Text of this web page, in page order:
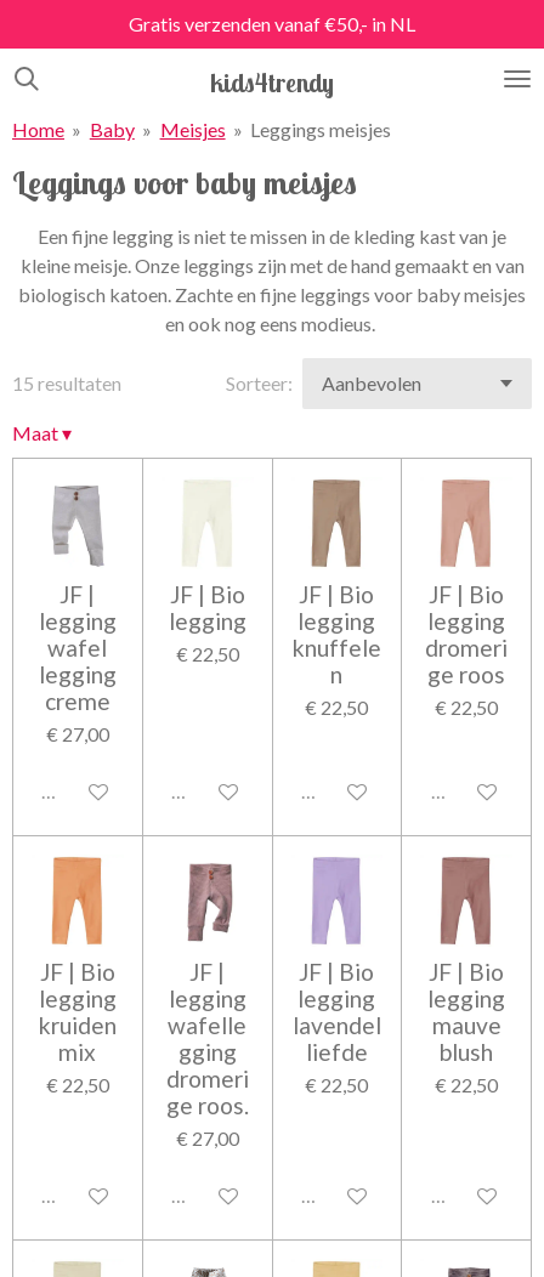
direct
naar
hoofdinhoud
kids4trendy
Gratis verzenden vanaf €50,- in NL
Home » Baby » Meisjes » Leggings meisjes
Leggings voor baby meisjes
Een fijne legging is niet te missen in de kleding kast van je
kleine meisje. Onze leggings zijn met de hand gemaakt en van
biologisch katoen. Zachte en fijne leggings voor baby meisjes
en ook nog eens modieus.
15 resultaten Sorteer:
Maat▾
JF |
legging
wafel
legging
creme
€ 27,00
Uitgeschakeld
JF | Bio
legging
€ 22,50
Uitgeschakeld
JF | Bio
legging
knuffele
n
€ 22,50
Uitgeschakeld
JF | Bio
legging
dromeri
ge roos
€ 22,50
JF | Bio
legging
kruiden
mix
€ 22,50
Uitgeschakeld
JF |
legging
wafelle
gging
dromeri
ge roos.
€ 27,00
Uitgeschakeld
JF | Bio
legging
lavendel
liefde
€ 22,50
Uitgeschakeld
JF | Bio
legging
mauve
blush
€ 22,50